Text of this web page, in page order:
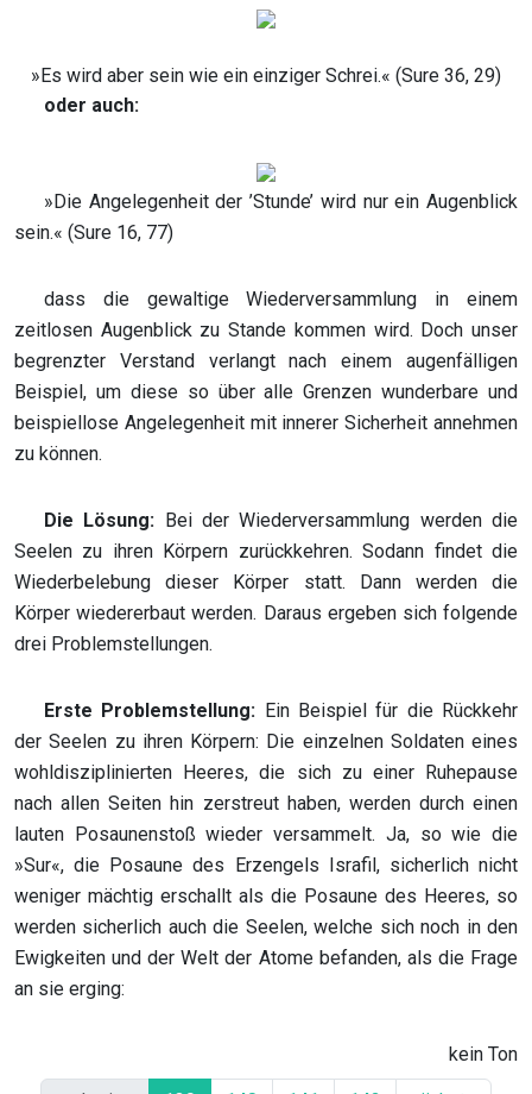
»Es wird aber sein wie ein einziger Schrei.« (Sure 36, 29)
oder auch:
»Die Angelegenheit der ’Stunde’ wird nur ein Augenblick
sein.« (Sure 16, 77)
dass die gewaltige Wiederversammlung in einem
zeitlosen Augenblick zu Stande kommen wird. Doch unser
begrenzter Verstand verlangt nach einem augenfälligen
Beispiel, um diese so über alle Grenzen wunderbare und
beispiellose Angelegenheit mit innerer Sicherheit annehmen
zu können.
Die Lösung: Bei der Wiederversammlung werden die
Seelen zu ihren Körpern zurückkehren. Sodann findet die
Wiederbelebung dieser Körper statt. Dann werden die
Körper wiedererbaut werden. Daraus ergeben sich folgende
drei Problemstellungen.
Erste Problemstellung: Ein Beispiel für die Rückkehr
der Seelen zu ihren Körpern: Die einzelnen Soldaten eines
wohldisziplinierten Heeres, die sich zu einer Ruhepause
nach allen Seiten hin zerstreut haben, werden durch einen
lauten Posaunenstoß wieder versammelt. Ja, so wie die
»Sur«, die Posaune des Erzengels Israfil, sicherlich nicht
weniger mächtig erschallt als die Posaune des Heeres, so
werden sicherlich auch die Seelen, welche sich noch in den
Ewigkeiten und der Welt der Atome befanden, als die Frage
an sie erging:
kein Ton